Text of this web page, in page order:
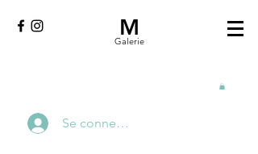
M
Galerie
Se connecter